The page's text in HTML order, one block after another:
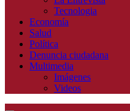
Tecnologia
Economía
Salud
Política
Denuncia ciudadana
Multimedia
Imágenes
Videos